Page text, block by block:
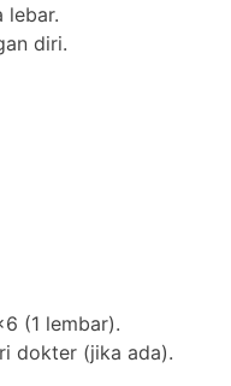
lebar.
diri.
(1 lembar).
dokter (jika ada).